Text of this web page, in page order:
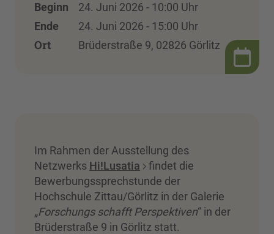
Beginn
24. Juni 2026 - 10:00 Uhr
Ende
24. Juni 2026 - 15:00 Uhr
Ort Brüderstraße 9, 02826 Görlitz
Im Rahmen der Ausstellung des
Netzwerks Hi!Lusatia
findet die
Bewerbungssprechstunde der
Hochschule Zittau/Görlitz in der Galerie
„Forschungs schafft Perspektiven“ in der
Brüderstraße 9 in Görlitz statt.